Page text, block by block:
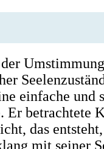
einfache und
Er betrachtete
das
mit seiner